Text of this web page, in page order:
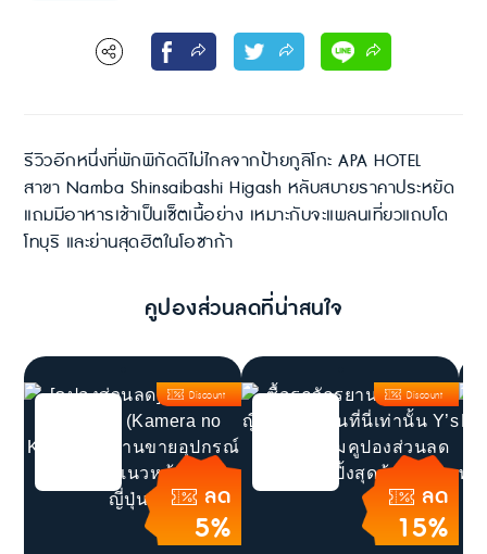
รีวิวอีกหนึ่งที่พักพิกัดดีไม่ไกลจากป้ายกูลิโกะ APA HOTEL
สาขา Namba Shinsaibashi Higash หลับสบายราคาประหยัด
แถมมีอาหารเช้าเป็นเซ็ตเนื้อย่าง เหมาะกับจะแพลนเที่ยวแถบโด
โทบุริ และย่านสุดฮิตในโอซาก้า
คูปองส่วนลดที่น่าสนใจ
ลด
5%
Discount
ลด
15%
Discount